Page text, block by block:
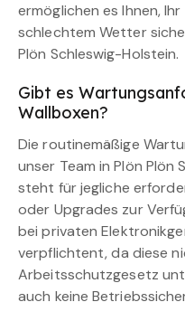
ermöglichen es Ihnen,
schlechtem Wetter
Plön Schleswig-Holstein.
Gibt es
Wallboxen?
Die routinemäßige
unser Team in Plön Plön
steht für jegliche
oder Upgrades zur
bei privaten
verpflichtent, da diese
Arbeitsschutzgesetz
auch keine